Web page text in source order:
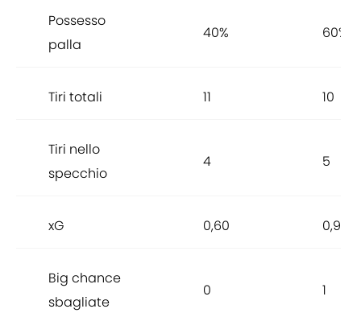
Possesso
palla
40% 60%
Tiri totali 11 10
Tiri nello
specchio
4 5
xG 0,60 0,99
Big chance
sbagliate
0 1